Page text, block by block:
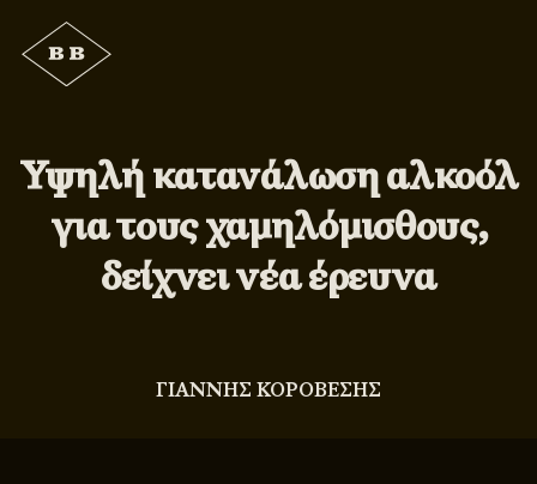
Υψηλή κατανάλωση αλκοόλ
για τους χαμηλόμισθους,
δείχνει νέα έρευνα
ΓΙΑΝΝΗΣ ΚΟΡΟΒΕΣΗΣ